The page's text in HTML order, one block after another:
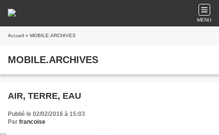
MENU
Accueil » MOBILE.ARCHIVES
MOBILE.ARCHIVES
AIR, TERRE, EAU
Publié le 02/02/2016 à 15:03
Par francoise